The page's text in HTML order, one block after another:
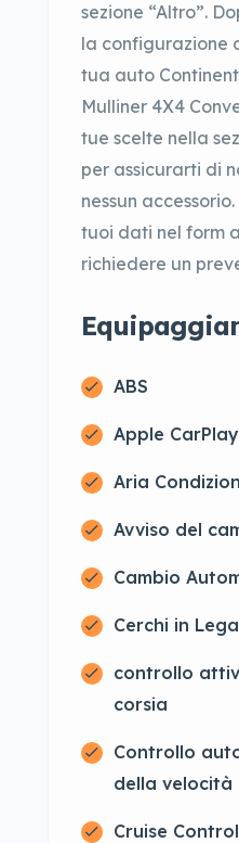
sezione “Altro”.
la configurazione
tua auto
Mulliner 4X4
tue scelte nella
per assicurarti di
nessun
tuoi dati nel form
richiedere un
ABS
Apple
Aria
Avviso del
Cambio
Cerchi in Lega
controllo
corsia
Controllo
della velocità
Cruise Control